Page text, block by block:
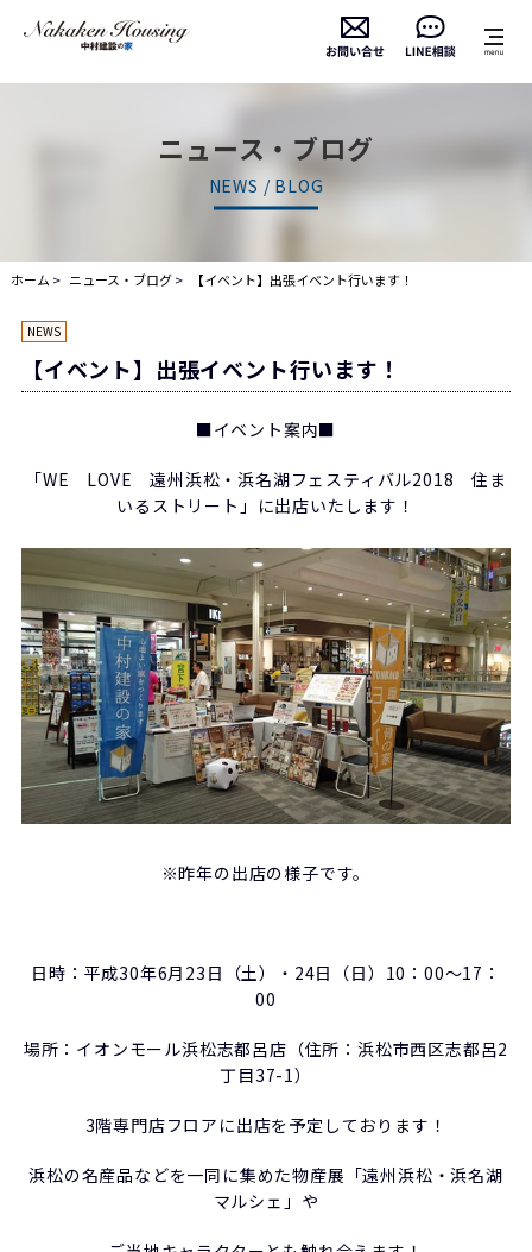
ニュース・ブログ
NEWS / BLOG
ホーム ニュース・ブログ 【イベント】出張イベント行います！
NEWS
【イベント】出張イベント行います！
■イベント案内■
「WE LOVE 遠州浜松・浜名湖フェスティバル2018 住ま
いるストリート」に出店いたします！
※昨年の出店の様子です。
日時：平成30年6月23日（土）・24日（日）10：00～17：
00
場所：イオンモール浜松志都呂店（住所：浜松市西区志都呂2
丁目37-1）
3階専門店フロアに出店を予定しております！
浜松の名産品などを一同に集めた物産展「遠州浜松・浜名湖
マルシェ」や